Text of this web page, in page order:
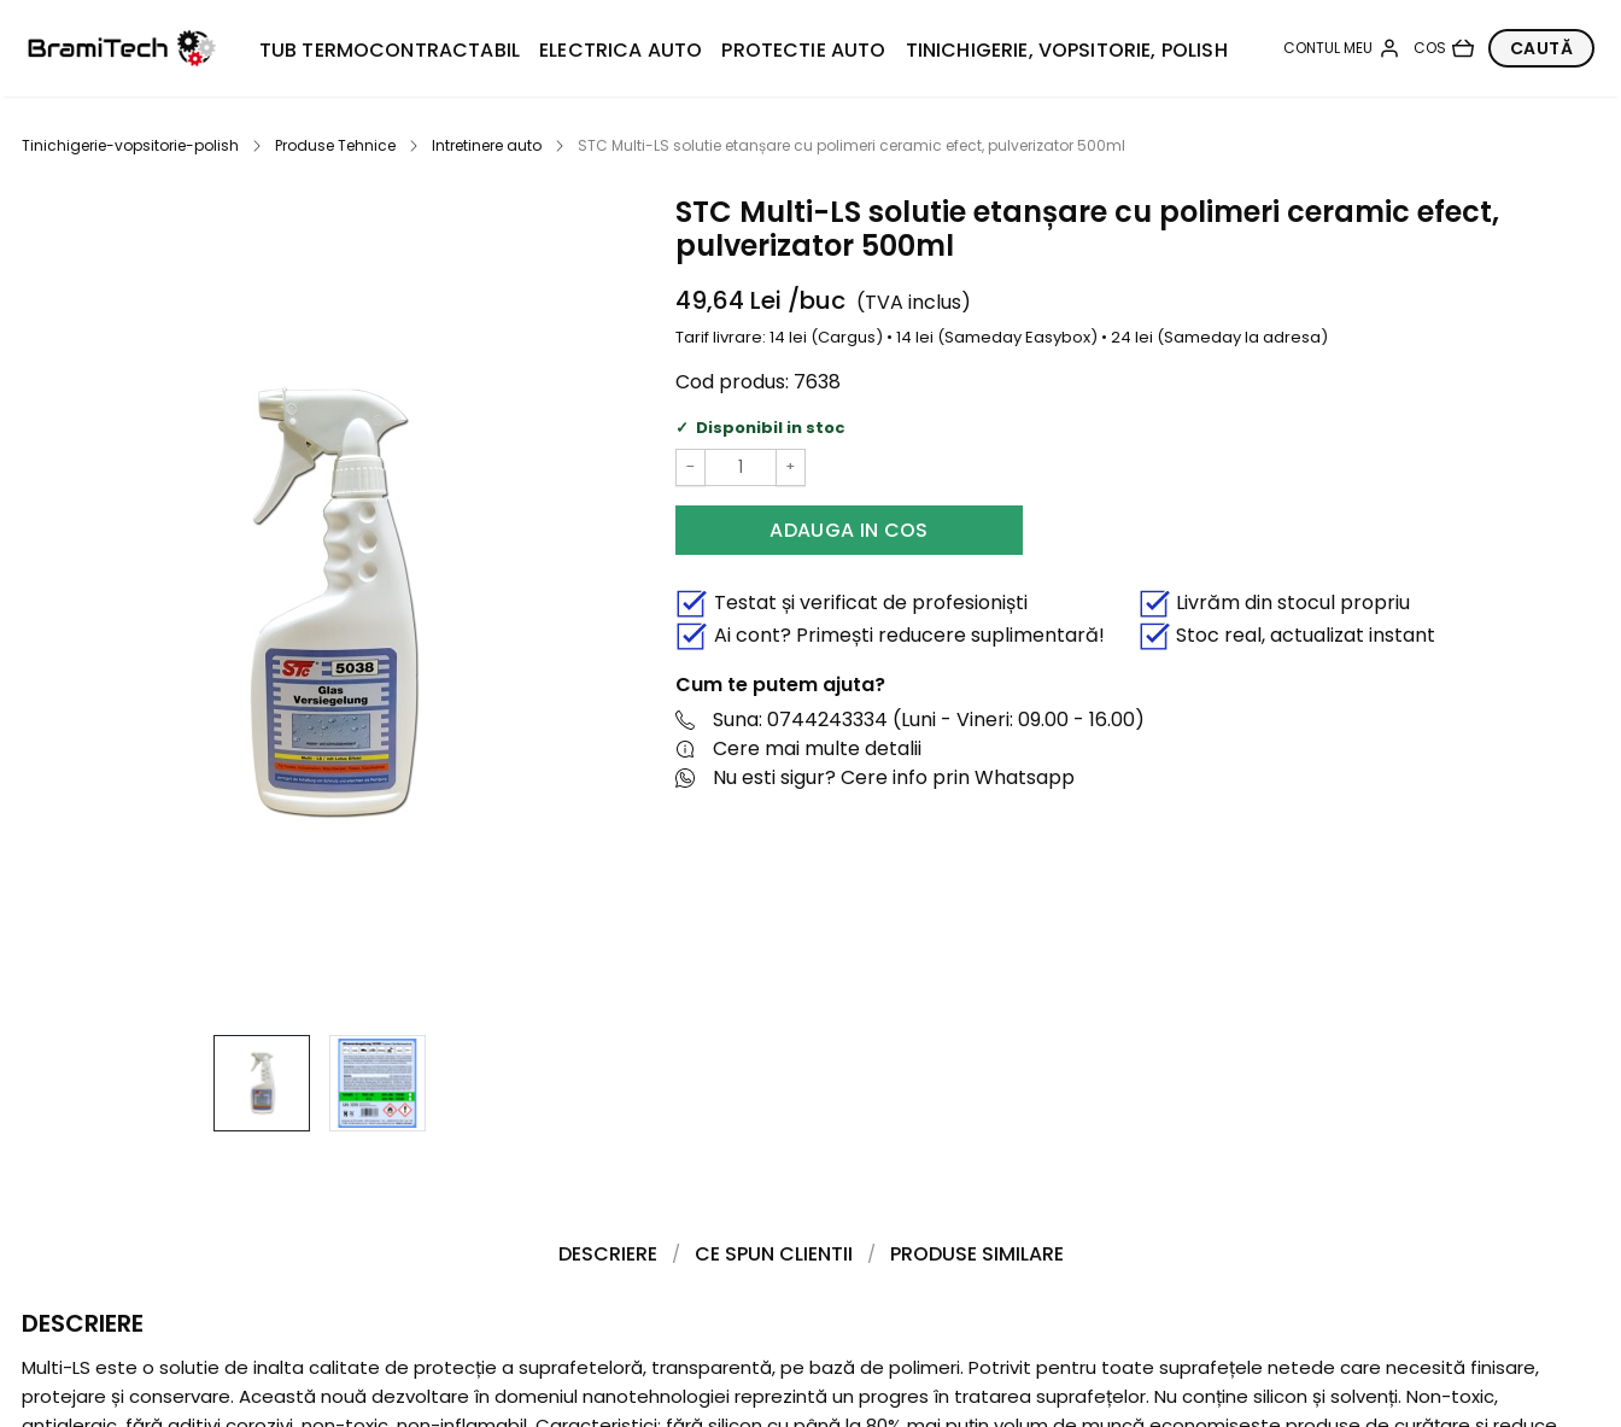
TUB TERMOCONTRACTABIL ELECTRICA AUTO PROTECTIE AUTO TINICHIGERIE, VOPSITORIE, POLISH
Tinichigerie-vopsitorie-polish Produse Tehnice Intretinere auto STC Multi-LS solutie etanșare cu polimeri ceramic efect, pulverizator 500ml
STC Multi-LS solutie etanșare cu polimeri ceramic efect,
pulverizator 500ml
49,64 Lei /buc (TVA inclus)
Tarif livrare: 14 lei (Cargus) • 14 lei (Sameday Easybox) • 24 lei (Sameday la adresa)
Cod produs: 7638
Disponibil in stoc
− +
ADAUGA IN COS
Testat și verificat de profesioniști
Livrăm din stocul propriu
Ai cont? Primești reducere suplimentară!
Stoc real, actualizat instant
Cum te putem ajuta?
Suna: 0744243334 (Luni - Vineri: 09.00 - 16.00)
Cere mai multe detalii
Nu esti sigur? Cere info prin Whatsapp
DESCRIERE CE SPUN CLIENTII PRODUSE SIMILARE
DESCRIERE
Multi-LS este o solutie de inalta calitate de protecție a suprafeteloră, transparentă, pe bază de polimeri. Potrivit pentru toate suprafețele netede care necesită finisare,
protejare și conservare. Această nouă dezvoltare în domeniul nanotehnologiei reprezintă un progres în tratarea suprafețelor. Nu conține silicon și solvenți. Non-toxic,